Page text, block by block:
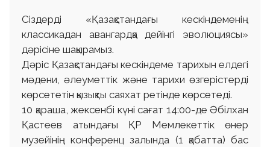
Сіздерді «Қазақстандағы кескіндеменің
классикадан авангардқа дейінгі эволюциясы»
дәрісіне шақырамыз.
Дәріс Қазақстандағы кескіндеме тарихын елдегі
мәдени, әлеуметтік және тарихи өзгерістерді
көрсететін қызықты саяхат ретінде көрсетеді.
10 қараша, жексенбі күні сағат 14:00-де Әбілхан
Қастеев атындағы ҚР Мемлекеттiк өнер
музейінің конференц залында (1 қабатта) бас